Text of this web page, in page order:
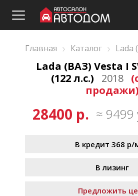
Главная › Каталог › Lada
Lada (ВАЗ) Vesta I
(122 л.с.)
2018
продажи)
28400 р. ≈ 9499
В кредит 368 р/
В лизинг
Предложить